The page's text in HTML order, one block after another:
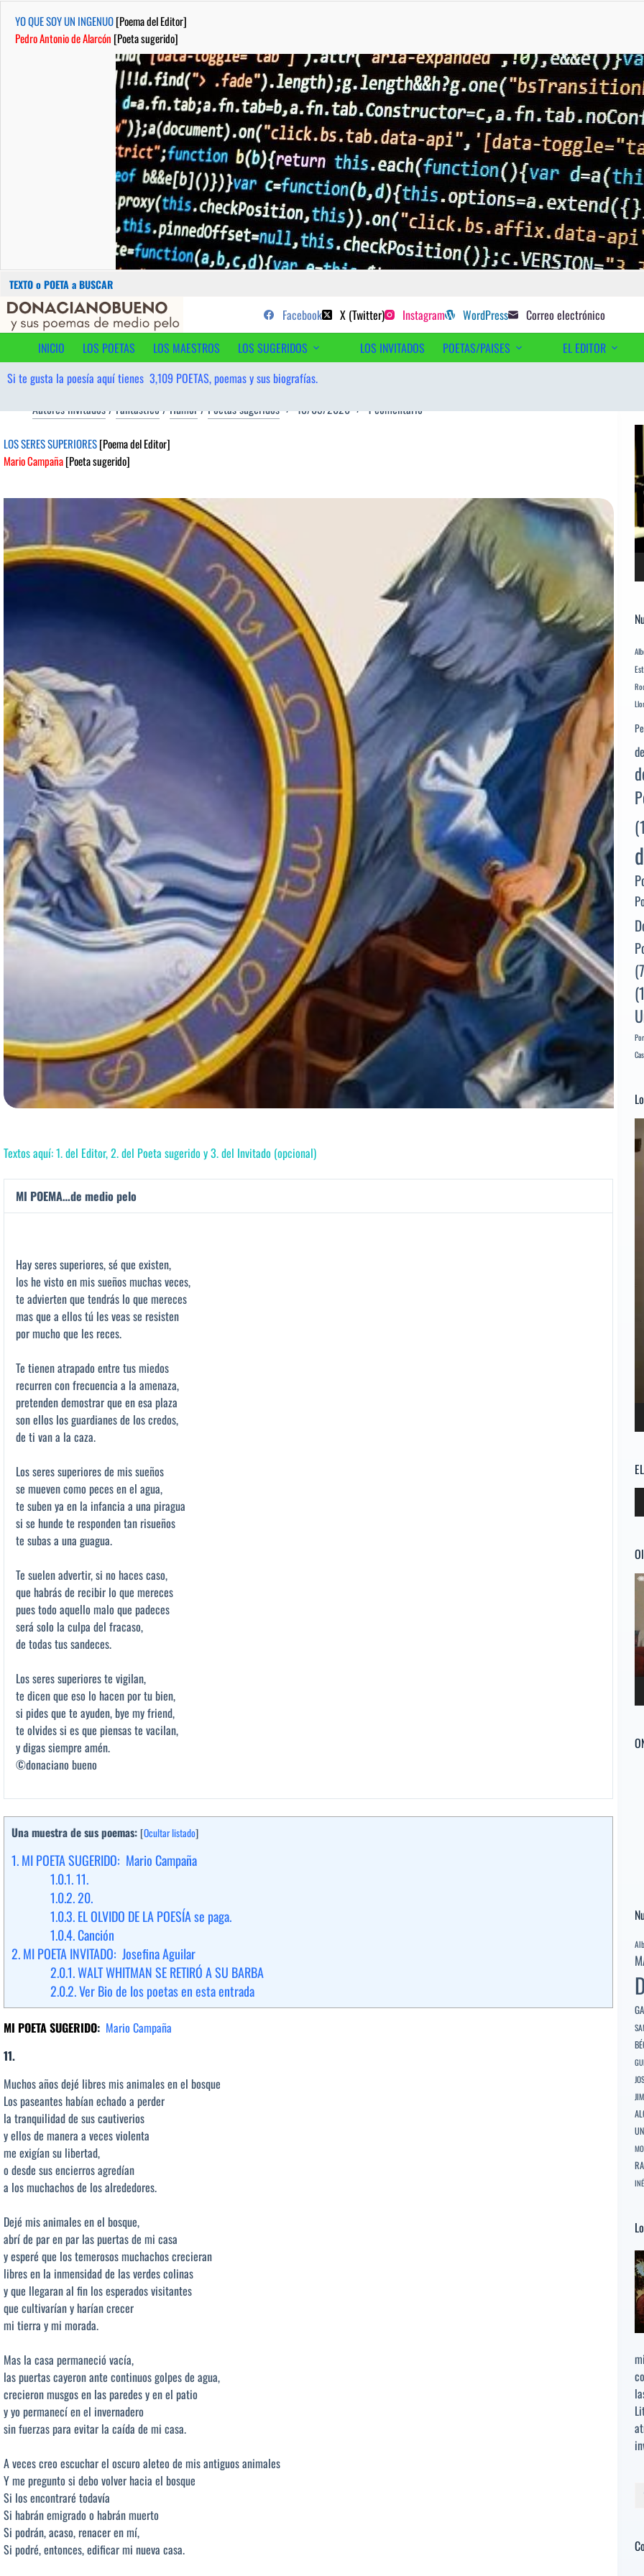
YO QUE SOY UN INGENUO[Poema del Editor]
Pedro Antonio de Alarcón [Poeta sugerido]
Buscar:
Saltar
contenido
...sus poemas de medio pelo y poetas sugeridos
Facebook X (Twitter) Instagram WordPress Correo electrónico
INICIO
LOS POETAS LOS MAESTROS LOS SUGERIDOS LOS INVITADOS POETAS/PAISES EL EDITOR
Si te gusta la poesía aquí tienes 3,109 POETAS, poemas y sus biografías.
Autores invitados/Fantástico/Humor/Poetas sugeridos 18/05/2026 1 comentario
LOS SERES SUPERIORES[Poema del Editor]
Mario Campaña[Poeta sugerido]
Textos aquí: 1. del Editor, 2. del Poeta sugerido y 3. del Invitado (opcional)
MI POEMA…de medio pelo
Hay seres superiores, sé que existen,
los he visto en mis sueños muchas veces,
te advierten que tendrás lo que mereces
mas que a ellos tú les veas se resisten
por mucho que les reces.
Te tienen atrapado entre tus miedos
recurren con frecuencia a la amenaza,
pretenden demostrar que en esa plaza
son ellos los guardianes de los credos,
de ti van a la caza.
Los seres superiores de mis sueños
se mueven como peces en el agua,
te suben ya en la infancia a una piragua
si se hunde te responden tan risueños
te subas a una guagua.
Te suelen advertir, si no haces caso,
que habrás de recibir lo que mereces
pues todo aquello malo que padeces
será solo la culpa del fracaso,
de todas tus sandeces.
Los seres superiores te vigilan,
te dicen que eso lo hacen por tu bien,
si pides que te ayuden, bye my friend,
te olvides si es que piensas te vacilan,
y digas siempre amén.
©donaciano bueno
Una muestra de sus poemas: [Ocultar listado]
1.MI POETA SUGERIDO: Mario Campaña
1.0.1.11.
1.0.2.20.
1.0.3.EL OLVIDO DE LA POESÍA se paga.
1.0.4.Canción
2.MI POETA INVITADO: Josefina Aguilar
2.0.1.WALT WHITMAN SE RETIRÓ A SU BARBA
2.0.2.Ver Bio de los poetas en esta entrada
MI POETA SUGERIDO: Mario Campaña
11.
Muchos años dejé libres mis animales en el bosque
Los paseantes habían echado a perder
la tranquilidad de sus cautiverios
y ellos de manera a veces violenta
me exigían su libertad,
o desde sus encierros agredían
a los muchachos de los alrededores.
Dejé mis animales en el bosque,
abrí de par en par las puertas de mi casa
y esperé que los temerosos muchachos crecieran
libres en la inmensidad de las verdes colinas
y que llegaran al fin los esperados visitantes
que cultivarían y harían crecer
mi tierra y mi morada.
Mas la casa permaneció vacía,
las puertas cayeron ante continuos golpes de agua,
crecieron musgos en las paredes y en el patio
y yo permanecí en el invernadero
sin fuerzas para evitar la caída de mi casa.
A veces creo escuchar el oscuro aleteo de mis antiguos animales
Y me pregunto si debo volver hacia el bosque
Si los encontraré todavía
Si habrán emigrado o habrán muerto
Si podrán, acaso, renacer en mí,
Si podré, entonces, edificar mi nueva casa.
de
de
de